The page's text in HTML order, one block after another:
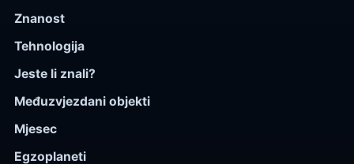
Znanost
Tehnologija
Jeste li znali?
Međuzvjezdani objekti
Mjesec
Egzoplaneti